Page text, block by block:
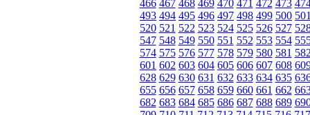
466 467 468 469 470 471 472 473
493 494 495 496 497 498 499 500
520 521 522 523 524 525 526 527
547 548 549 550 551 552 553 554
574 575 576 577 578 579 580 581
601 602 603 604 605 606 607 608
628 629 630 631 632 633 634 635
655 656 657 658 659 660 661 662
682 683 684 685 686 687 688 689